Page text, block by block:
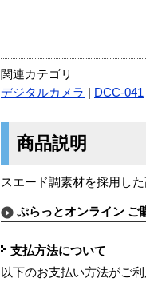
関連カテゴリ
デジタルカメラ
DCC-041
商品説明
スエード調素材を採用し
ぷらっとオンライン ご
支払方法について
以下のお支払い方法がご利